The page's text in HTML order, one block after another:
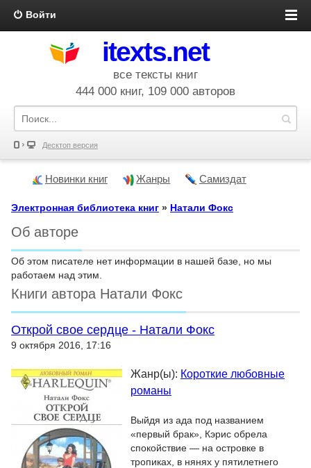
Войти
itexts.net
все тексты книг
444 000 книг, 109 000 авторов
Десктоп версия
Новинки книг Жанры Самиздат
Электронная библиотека книг » Натали Фокс
Об авторе
Об этом писателе нет информации в нашей базе, но мы
работаем над этим.
Книги автора Натали Фокс
Открой свое сердце - Натали Фокс
9 октября 2016, 17:16
Жанр(ы): Короткие любовные
романы
Выйдя из ада под названием
«первый брак», Кэрис обрела
спокойствие — на островке в
тропиках, в нянях у пятилетнего